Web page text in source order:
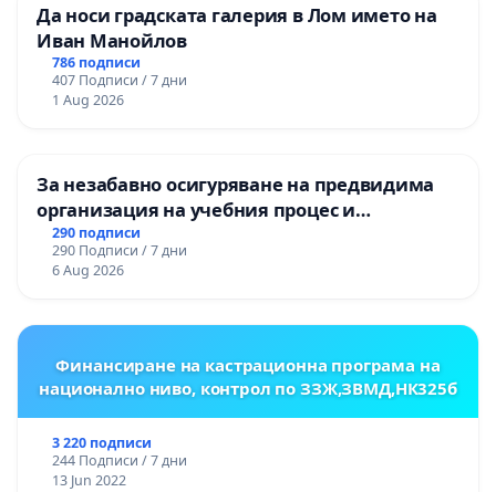
Да носи градската галерия в Лом името на
Иван Манойлов
786 подписи
407 Подписи / 7 дни
1 Aug 2026
За незабавно осигуряване на предвидима
организация на учебния процес и
гарантиране на правото на равнопоставено
и качествено образование на учениците от
ОУ „Княз Александър I“ и Хуманитарна
290 подписи
290 Подписи / 7 дни
6 Aug 2026
Финансиране на кастрационна програма на
национално ниво, контрол по ЗЗЖ,ЗВМД,НК325б
3 220 подписи
244 Подписи / 7 дни
13 Jun 2022